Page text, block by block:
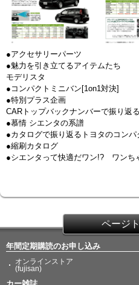
●アクセサリーパーツ
●魅力を引き立てるアイテムたち
モデリスタ
●コンパクトミニバン[1on1対決]
●特別プラス企画
CARトップバックナンバーで振り返
●慕情 シエンタの系譜
●カタログで振り返るトヨタのコンパ
●縮刷カタログ
●シエンタって快適だワン!? ワンち
ページ
年間定期購読のお申し込み
オンラインストア
(fujisan)